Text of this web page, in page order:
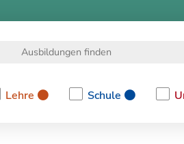
Lehre
Schule